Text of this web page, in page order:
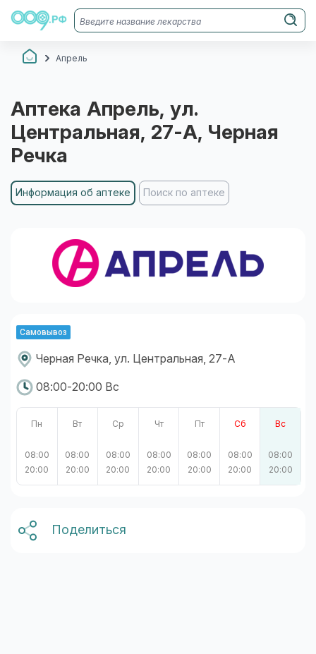
Апрель
Аптека Апрель, ул.
Центральная, 27-А, Черная
Речка
Информация об аптеке Поиск по аптеке
Самовывоз
Черная Речка, ул. Центральная, 27-А
08:00-20:00 Вс
Пн
08:00
20:00
Вт
08:00
20:00
Ср
08:00
20:00
Чт
08:00
20:00
Пт
08:00
20:00
Сб
08:00
20:00
Вс
08:00
20:00
Поделиться